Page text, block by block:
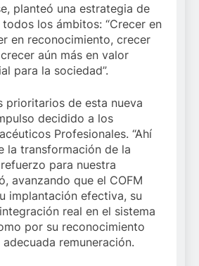
planteó una estrategia de
los ámbitos: “Crecer en
en reconocimiento, crecer
aún más en valor
para la sociedad”.
prioritarios de esta nueva
decidido a los
Profesionales. “Ahí
la transformación de la
para nuestra
avanzando que el COFM
implantación efectiva, su
real en el sistema
por su reconocimiento
remuneración.